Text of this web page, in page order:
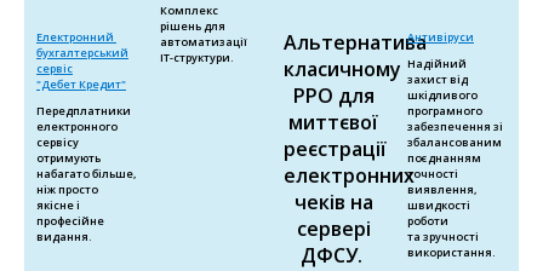
Електронний
бухгалтерський
сервіс
"Дебет Кредит"
Передплатники
електронного
сервісу
отримують
набагато більше,
ніж просто
якісне і
професійне
видання.
Комплекс
рішень для
автоматизації
ІТ-структури.
Альтернатива
класичному
РРО для
миттєвої
реєстрації
електронних
чеків на
сервері
ДФСУ.
Антивіруси
Надійний
захист від
шкідливого
програмного
забезпечення зі
збалансованим
поєднанням
точності
виявлення,
швидкості
роботи
та зручності
використання.